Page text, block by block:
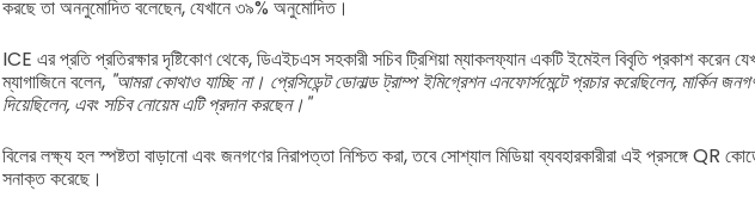
করছে তা অননুমোদিত বলেছেন, যেখানে ৩৯% অনুমোদিত।
ICE এর প্রতি প্রতিরক্ষার দৃষ্টিকোণ থেকে, ডিএইচএস সহকারী সচিব ট্রিশিয়া ম্যাকলফ্যান একটি ইমেইল বিবৃতি প্রকাশ করেন
ম্যাগাজিনে বলেন, "আমরা কোথাও যাচ্ছি না। প্রেসিডেন্ট ডোনাল্ড ট্রাম্প ইমিগ্রেশন এনফোর্সমেন্টে প্রচার করেছিলেন, মার্কিন
দিয়েছিলেন, এবং সচিব নোয়েম এটি প্রদান করছেন।"
বিলের লক্ষ্য হল স্পষ্টতা বাড়ানো এবং জনগণের নিরাপত্তা নিশ্চিত করা, তবে সোশ্যাল মিডিয়া ব্যবহারকারীরা এই প্রসঙ্গে QR
সনাক্ত করেছে।